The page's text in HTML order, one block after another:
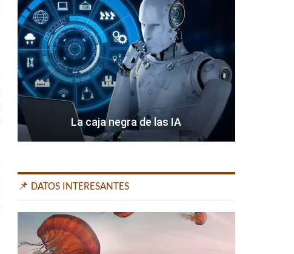
La caja negra de las IA
📌 DATOS INTERESANTES